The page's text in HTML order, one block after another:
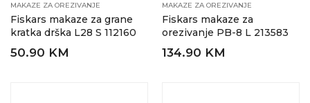
MAKAZE ZA OREZIVANJE
Fiskars makaze za grane
kratka drška L28 S 112160
50.90 KM
MAKAZE ZA OREZIVANJE
Fiskars makaze za
orezivanje PB-8 L 213583
134.90 KM